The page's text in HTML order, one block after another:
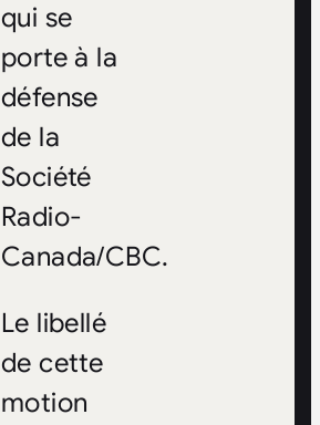
qui se
porte à la
défense
de la
Société
Radio-
Canada/CBC.
Le libellé
de cette
motion